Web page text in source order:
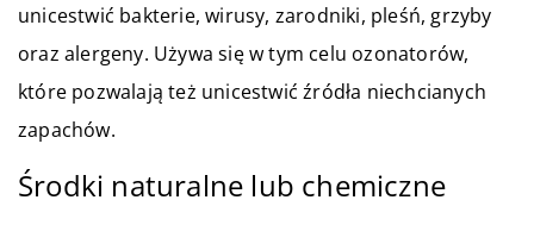
unicestwić bakterie, wirusy, zarodniki, pleśń, grzyby
oraz alergeny. Używa się w tym celu ozonatorów,
które pozwalają też unicestwić źródła niechcianych
zapachów.
Środki naturalne lub chemiczne